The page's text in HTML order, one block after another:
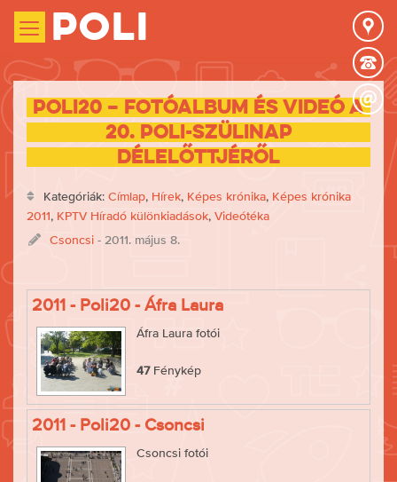
Poli
Poli20 – Fotóalbum és videó a
20. Poli-szülinap
délelőttjéről
Kategóriák: Címlap, Hírek, Képes krónika, Képes krónika
2011, KPTV Híradó különkiadások, Videótéka
Csoncsi - 2011. május 8.
2011 - Poli20 - Áfra Laura
Áfra Laura fotói
47Fénykép
2011 - Poli20 - Csoncsi
Csoncsi fotói